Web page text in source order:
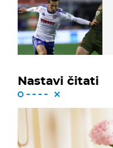
Nastavi čitati